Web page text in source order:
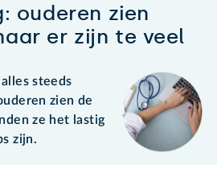
ouderen zien
er zijn te veel
steeds
zien de
ze het lastig
zijn.